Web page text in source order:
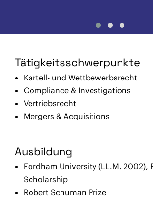
Tätigkeitsschwerpunkte
Kartell- und Wettbewerbsrecht
Compliance & Investigations
Vertriebsrecht
Mergers & Acquisitions
Ausbildung
Fordham University (LL.M. 2002),
Scholarship
Robert Schuman Prize